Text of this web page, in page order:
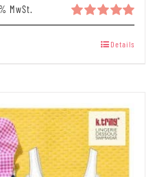
Bewertet
5.00
MwSt.
Details